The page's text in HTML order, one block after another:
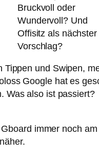
Bruckvoll oder
Wundervoll? Und
Offisitz als nächster
Vorschlag?
und Swipen,
Google hat es
Was also ist passiert?
immer noch